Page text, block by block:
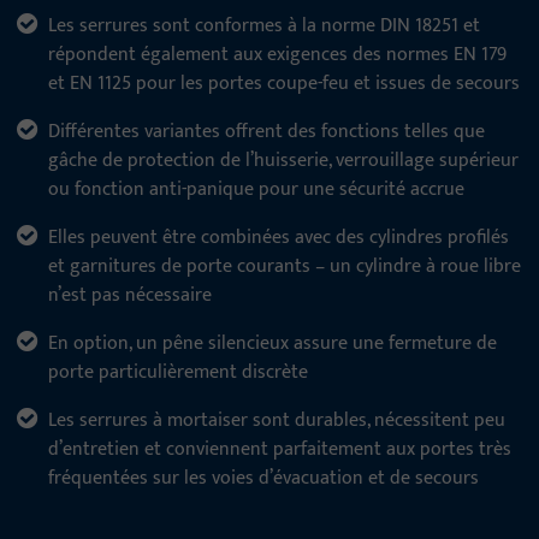
Les serrures sont conformes à la norme DIN 18251 et
répondent également aux exigences des normes EN 179
et EN 1125 pour les portes coupe-feu et issues de secours
Différentes variantes offrent des fonctions telles que
gâche de protection de l’huisserie, verrouillage supérieur
ou fonction anti-panique pour une sécurité accrue
Elles peuvent être combinées avec des cylindres profilés
et garnitures de porte courants – un cylindre à roue libre
n’est pas nécessaire
En option, un pêne silencieux assure une fermeture de
porte particulièrement discrète
Les serrures à mortaiser sont durables, nécessitent peu
d’entretien et conviennent parfaitement aux portes très
fréquentées sur les voies d’évacuation et de secours